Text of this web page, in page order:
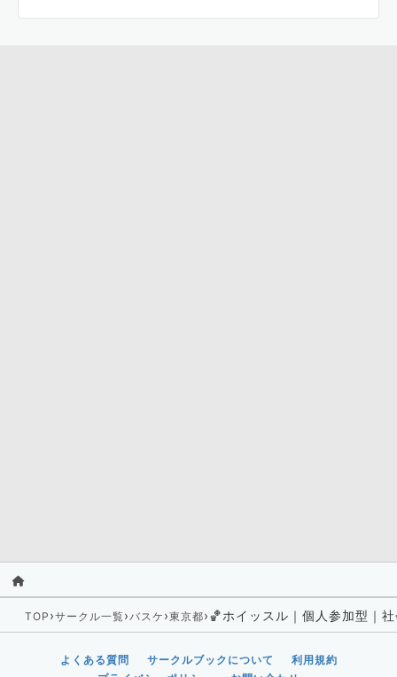
TOP ›サークル一覧›バスケ ›東京都›🏀ホイッスル｜個人参加型｜
よくある質問 サークルブックについて
利用規約